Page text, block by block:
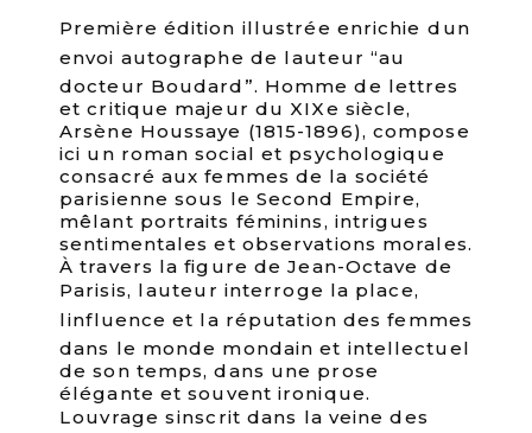
Première édition illustrée enrichie dun
envoi autographe de lauteur “au
docteur Boudard”. Homme de lettres
et critique majeur du XIXe siècle,
Arsène Houssaye (1815-1896), compose
ici un roman social et psychologique
consacré aux femmes de la société
parisienne sous le Second Empire,
mêlant portraits féminins, intrigues
sentimentales et observations morales.
À travers la figure de Jean-Octave de
Parisis, lauteur interroge la place,
linfluence et la réputation des femmes
dans le monde mondain et intellectuel
de son temps, dans une prose
élégante et souvent ironique.
Louvrage sinscrit dans la veine des